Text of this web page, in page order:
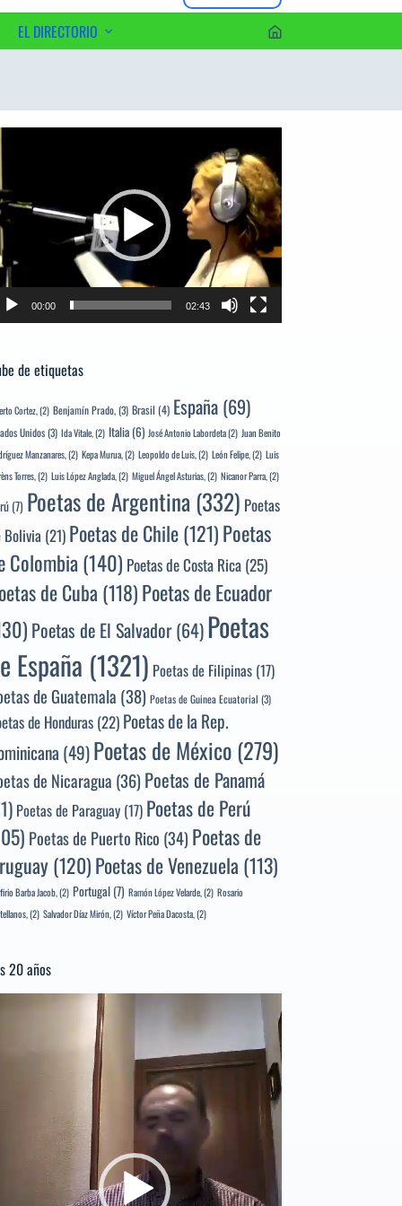
EL DIRECTORIO
00:00 02:43
de etiquetas
Cortez,(2) Benjamín Prado,(3) Brasil (4) España (69)
Unidos(3) Ida Vitale,(2) Italia (6) José Antonio Labordeta(2) Juan Benito
Manzanares,(2) Kepa Murua,(2) Leopoldo de Luis,(2) León Felipe,(2) Luis
Torres,(2) Luis López Anglada,(2) Miguel Ángel Asturias,(2) Nicanor Parra,(2)
(7) Poetas de Argentina(332) Poetas
Bolivia(21) Poetas de Chile(121)Poetas
Colombia(140) Poetas de Costa Rica(25)
de Cuba (118)Poetas de Ecuador
Poetas de El Salvador(64)Poetas
España (1321) Poetas de Filipinas (17)
de Guatemala (38) Poetas de Guinea Ecuatorial (3)
de Honduras(22) Poetas de la Rep.
(49)Poetas de México(279)
de Nicaragua (36) Poetas de Panamá
Poetas de Paraguay (17) Poetas de Perú
Poetas de Puerto Rico (34) Poetas de
(120)Poetas de Venezuela (113)
Barba Jacob,(2) Portugal (7) Ramón López Velarde,(2) Rosario
(2) Salvador Díaz Mirón,(2) Víctor Peña Dacosta,(2)
20 años